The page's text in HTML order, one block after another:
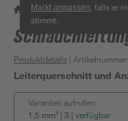
Markt anpassen , falls er
stimmt.
/ Bauen & Renovieren /
Produktdetails | Artikelnummer
Leiterquerschnitt und
Varianten aufrufen:
1,5 mm² | 3 | verfügbar